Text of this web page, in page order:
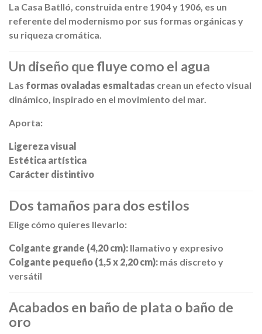
La Casa Batlló , construida entre 1904 y 1906, es un
referente del modernismo por sus formas orgánicas y
su riqueza cromática.
Un diseño que fluye como el agua
Las formas ovaladas esmaltadas crean un efecto visual
dinámico, inspirado en el movimiento del mar.
Aporta:
Ligereza visual
Estética artística
Carácter distintivo
Dos tamaños para dos estilos
Elige cómo quieres llevarlo:
Colgante grande (4,20 cm): llamativo y expresivo
Colgante pequeño (1,5 x 2,20 cm): más discreto y
versátil
Acabados en baño de plata o baño de
oro